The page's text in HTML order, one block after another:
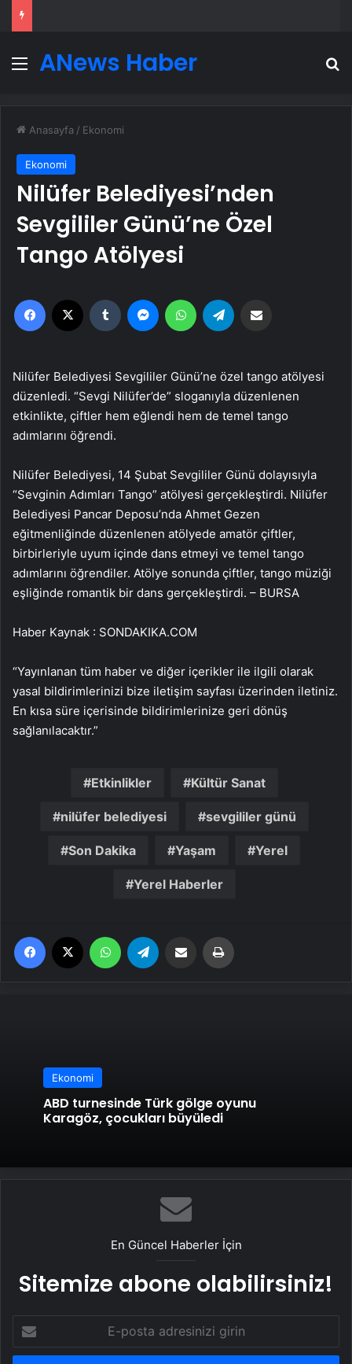
MenüANews Haber
Anasayfa / Ekonomi
Ekonomi
Nilüfer Belediyesi’nden
Sevgililer Günü’ne Özel
Tango Atölyesi
Facebook Tumblr MessengerWhatsApp
Nilüfer Belediyesi Sevgililer Günü’ne özel tango atölyesi
düzenledi. “Sevgi Nilüfer’de” sloganıyla düzenlenen
etkinlikte, çiftler hem eğlendi hem de temel tango
adımlarını öğrendi.
Nilüfer Belediyesi, 14 Şubat Sevgililer Günü dolayısıyla
“Sevginin Adımları Tango” atölyesi gerçekleştirdi. Nilüfer
Belediyesi Pancar Deposu’nda Ahmet Gezen
eğitmenliğinde düzenlenen atölyede amatör çiftler,
birbirleriyle uyum içinde dans etmeyi ve temel tango
adımlarını öğrendiler. Atölye sonunda çiftler, tango müziği
eşliğinde romantik bir dans gerçekleştirdi. – BURSA
Haber Kaynak : SONDAKIKA.COM
“Yayınlanan tüm haber ve diğer içerikler ile ilgili olarak
yasal bildirimlerinizi bize iletişim sayfası üzerinden iletiniz.
En kısa süre içerisinde bildirimlerinize geri dönüş
sağlanılacaktır.”
Etkinlikler Kültür Sanat
nilüfer belediyesi sevgililer günü
Son Dakika Yaşam Yerel
Yerel Haberler
Facebook WhatsApp Email'den paylaş
Ekonomi
ABD turnesinde Türk gölge oyunu
Karagöz, çocukları büyüledi
En Güncel Haberler İçin
Sitemize abone olabilirsiniz!
posta
adresinizi